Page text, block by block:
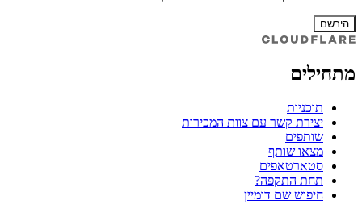
הירשם
מתחילים
תוכניות
יצירת קשר עם צוות המכירות
שותפים
מצאו שותף
סטארטאפים
תחת התקפה?
חיפוש שם דומיין